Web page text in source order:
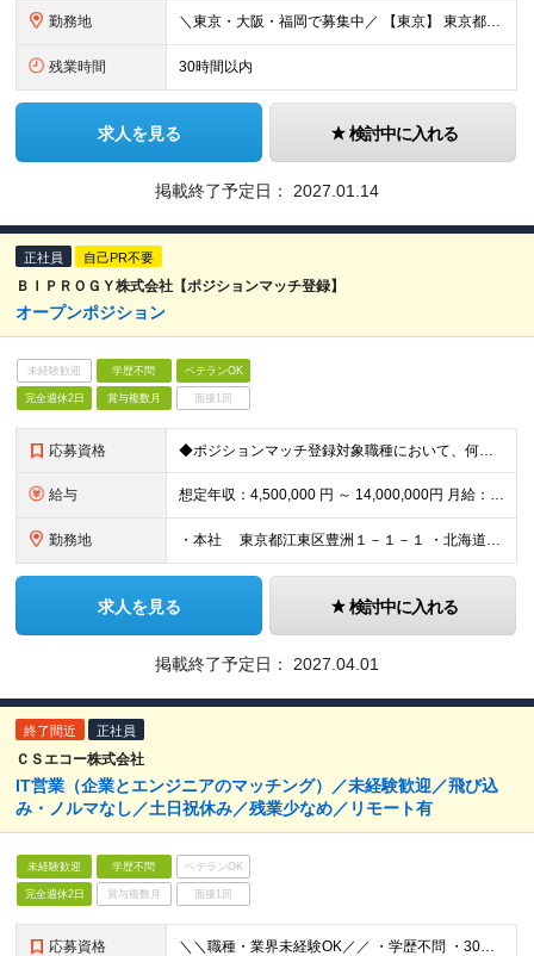
勤務地 ＼東京・大阪・福岡で募集中／ 【東京】 東京都中央区銀座4丁目12−15 歌舞伎座タワー 7F 【大阪】 大阪府大阪市北区梅田三丁目2番2号 JPタワー大阪17Ｆ 【福岡】 福岡県福岡市中央区天
残業時間 30時間以内
求人を見る 検討中に入れる
掲載終了予定日： 2027.01.14
正社員 自己PR不要
ＢＩＰＲＯＧＹ株式会社【ポジションマッチ登録】
オープンポジション
未経験歓迎 学歴不問 ベテランOK
完全週休2日 賞与複数月 面接1回
応募資格 ◆ポジションマッチ登録対象職種において、何かしらの知識・経験を有する方 ◆学歴不問
給与 想定年収：4,500,000 円 ～ 14,000,000円 月給：272,000円 ～ 812,000円 ※残業代別途支給 ※賞与 5.00ヶ月ヶ月（2025年度実績） ※試用期間：3ヶ月（試用期
勤務地 ・本社 東京都江東区豊洲１－１－１ ・北海道支店 北海道札幌市北区北8条西3丁目32番 8・3スクエア北ビル ・東北支店 宮城県仙台市青葉区一番町4-1-25 東二番丁スクエアビル ・中部
求人を見る 検討中に入れる
掲載終了予定日： 2027.04.01
終了間近 正社員
ＣＳエコー株式会社
IT営業（企業とエンジニアのマッチング）／未経験歓迎／飛び込
み・ノルマなし／土日祝休み／残業少なめ／リモート有
未経験歓迎 学歴不問 ベテランOK
完全週休2日 賞与複数月 面接1回
応募資格 ＼＼職種・業界未経験OK／／ ・学歴不問 ・30歳以下の方 ※若年層の長期キャリア形成のため（例外事由3号イ） ・日本語ネイティブレベルの会話力をお持ちの方 特別なIT知識や営業経験は必要ありません